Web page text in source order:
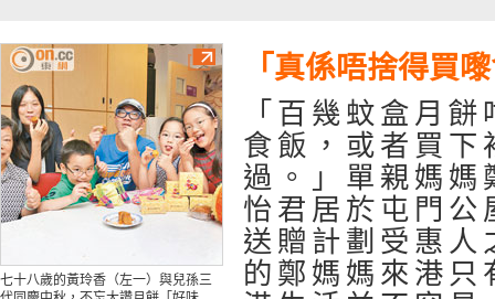
七十八歲的黃玲香（左一）與兒孫三
「真係唔捨得買
「百幾蚊盒月
食飯，或者買下
過。」單親媽媽
怡君居於屯門公
送贈計劃受惠人
的鄭媽媽來港